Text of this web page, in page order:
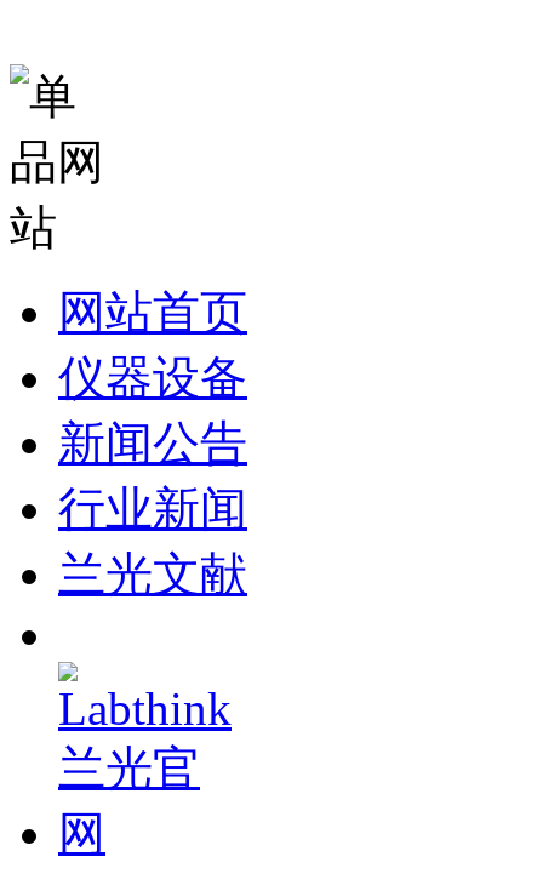
网站首页
仪器设备
新闻公告
行业新闻
兰光文献